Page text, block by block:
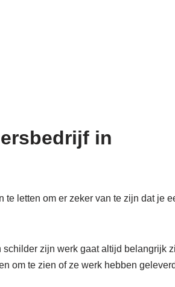
in
letten om er zeker van te zijn dat je
zijn werk gaat altijd belangrijk
om te zien of ze werk hebben